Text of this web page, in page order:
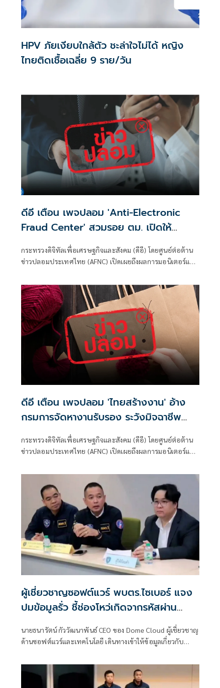
HPV ภัยเงียบใกล้ตัว ชะล่าใจไม่ได้ หญิง
ไทยติดเชื้อเฉลี่ย 9 ราย/วัน
ดีอี เตือน เพจปลอม 'Anti-Electronic
Fraud Center' สวมรอย ตม. เปิดให้
ติดตามรับเงินคืนจาก 'สแกมเมอร์' ระวัง
สูญเงิน-ข้อมูลส่วนบุคคล
กระทรวงดิจิทัลเพื่อเศรษฐกิจและสังคม (ดีอี) โดยศูนย์ต่อต้าน
ข่าวปลอมประเทศไทย (AFNC) เปิดเผยถึงผลการมอนิเตอร์และ
ปัญหาภัยความมั่นคงและภัยทางสังคมของนายไชยชนก ชิดชอบ
รัฐมนตรีว่าการกระทรวงดิจิทัลเพื่อเศรษฐกิจและสังคม (ดีอี)
โดยยกระดับความสำคัญเรื่องการสร้างความตระหนักรู้เท่าทัน
ภัยอาชญากรรมทางเทคโนโลยี ข่าวปลอม และข้อมูลบิดเบือน
ดีอี เตือน เพจปลอม 'ไทยสร้างงาน' อ้าง
กรมการจัดหางานรับรอง ระวังมิจฉาชีพ
หลอก สูญเงิน-ข้อมูลส่วนบุคคล
กระทรวงดิจิทัลเพื่อเศรษฐกิจและสังคม (ดีอี) โดยศูนย์ต่อต้าน
ข่าวปลอมประเทศไทย (AFNC) เปิดเผยถึงผลการมอนิเตอร์และ
ปัญหาภัยความมั่นคงและภัยทางสังคมของนายไชยชนก ชิดชอบ
รัฐมนตรีว่าการกระทรวงดิจิทัลเพื่อเศรษฐกิจและสังคม (ดีอี)
โดยยกระดับความสำคัญเรื่องการสร้างความตระหนักรู้เท่าทัน
ภัยอาชญากรรมทางเทคโนโลยี ข่าวปลอม และข้อมูลบิดเบือน
ผู้เชี่ยวชาญซอฟต์แวร์ พบตร.ไซเบอร์ แจง
ปมข้อมูลรั่ว ชี้ช่องโหว่เกิดจากรหัสผ่าน
นายธนารัตน์ กัววัฒนาพันธ์ CEO ของ Dome Cloud ผู้เชี่ยวชาญ
ด้านซอฟต์แวร์และเทคโนโลยี เดินทางเข้าให้ข้อมูลเกี่ยวกับ
ประชาชน ข้อมูลทะเบียนรถ และข้อมูลของบุคคลระดับนายก
รัฐมนตรี รัฐมนตรี รวมถึงประชาชนจำนวนมาม โดยมี